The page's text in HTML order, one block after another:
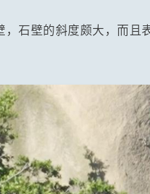
石壁的斜度颇大，而且